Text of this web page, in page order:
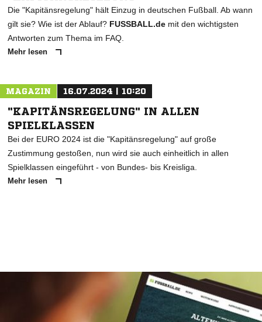
Die "Kapitänsregelung" hält Einzug in deutschen Fußball. Ab wann
gilt sie? Wie ist der Ablauf? FUSSBALL.de mit den wichtigsten
Antworten zum Thema im FAQ.
Mehr lesen
MAGAZIN 16.07.2024 | 10:20
"KAPITÄNSREGELUNG" IN ALLEN
SPIELKLASSEN
Bei der EURO 2024 ist die "Kapitänsregelung" auf große
Zustimmung gestoßen, nun wird sie auch einheitlich in allen
Spielklassen eingeführt - von Bundes- bis Kreisliga.
Mehr lesen